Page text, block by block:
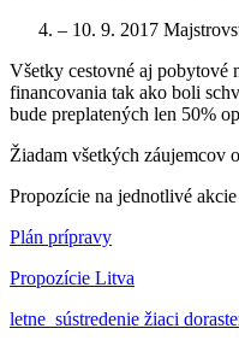
– 10. 9. 2017
Všetky cestovné aj pobytové
financovania tak ako boli
bude preplatených len 50%
Žiadam všetkých záujemcov
Propozície na jednotlivé
Plán prípravy
Propozície Litva
letne_sústredenie žiaci